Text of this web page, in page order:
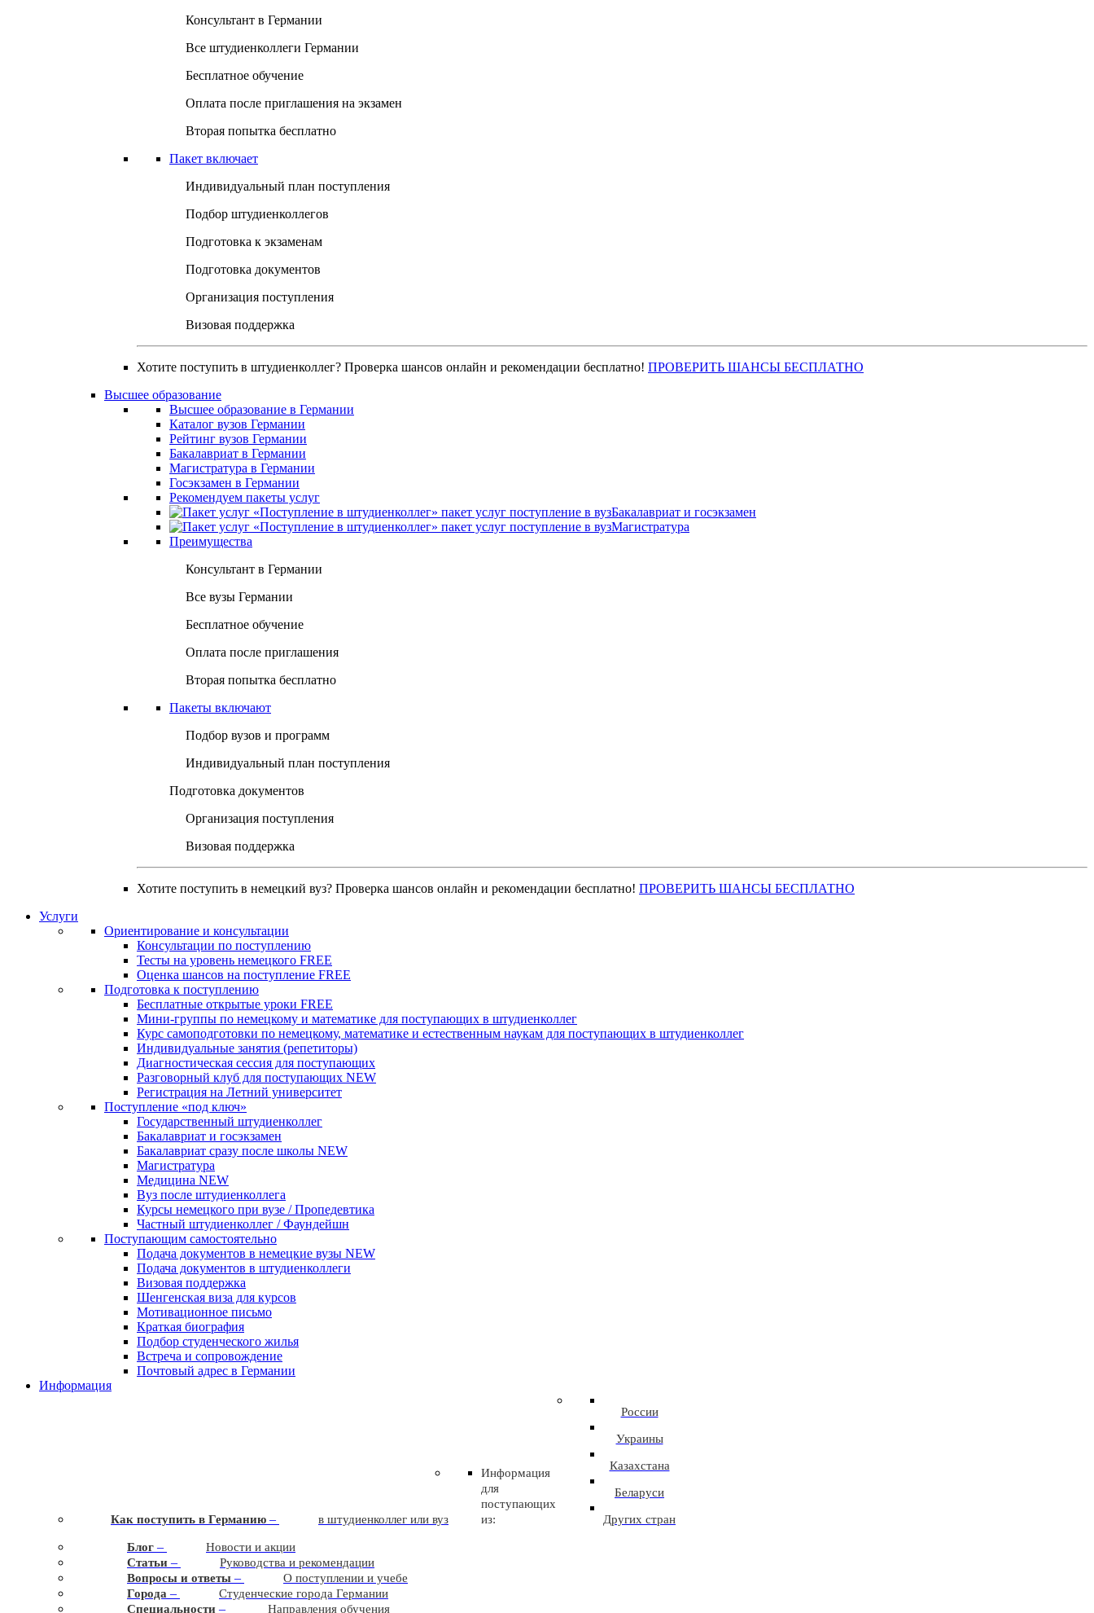
Консультант в Германии
Все штудиенколлеги Германии
Бесплатное обучение
Оплата после приглашения на экзамен
Вторая попытка бесплатно
Пакет включает
Индивидуальный план поступления
Подбор штудиенколлегов
Подготовка к экзаменам
Подготовка документов
Организация поступления
Визовая поддержка
Хотите поступить в штудиенколлег? Проверка шансов онлайн и рекомендации бесплатно! ПРОВЕРИТЬ ШАНСЫ БЕСПЛАТНО
Высшее образование
Высшее образование в Германии
Каталог вузов Германии
Рейтинг вузов Германии
Бакалавриат в Германии
Магистратура в Германии
Госэкзамен в Германии
Рекомендуем пакеты услуг
Бакалавриат и госэкзамен
Магистратура
Преимущества
Консультант в Германии
Все вузы Германии
Бесплатное обучение
Оплата после приглашения
Вторая попытка бесплатно
Пакеты включают
Подбор вузов и программ
Индивидуальный план поступления
Подготовка документов
Организация поступления
Визовая поддержка
Хотите поступить в немецкий вуз? Проверка шансов онлайн и рекомендации бесплатно! ПРОВЕРИТЬ ШАНСЫ БЕСПЛАТНО
Услуги
Ориентирование и консультации
Консультации по поступлению
Тесты на уровень немецкого FREE
Оценка шансов на поступление FREE
Подготовка к поступлению
Бесплатные открытые уроки FREE
Мини-группы по немецкому и математике для поступающих в штудиенколлег
Курс самоподготовки по немецкому, математике и естественным наукам для поступающих в штудиенколлег
Индивидуальные занятия (репетиторы)
Диагностическая сессия для поступающих
Разговорный клуб для поступающих NEW
Регистрация на Летний университет
Поступление «под ключ»
Государственный штудиенколлег
Бакалавриат и госэкзамен
Бакалавриат сразу после школы NEW
Магистратура
Медицина NEW
Вуз после штудиенколлега
Курсы немецкого при вузе / Пропедевтика
Частный штудиенколлег / Фаундейшн
Поступающим самостоятельно
Подача документов в немецкие вузы NEW
Подача документов в штудиенколлеги
Визовая поддержка
Шенгенская виза для курсов
Мотивационное письмо
Краткая биография
Подбор студенческого жилья
Встреча и сопровождение
Почтовый адрес в Германии
Информация
Как поступить в Германию – в штудиенколлег или вуз
Информация
для
поступающих
из:
России
Украины
Казахстана
Беларуси
Других стран
Блог –
Новости и акции
Статьи –
Руководства и рекомендации
Вопросы и ответы –
О поступлении и учебе
Города –
Студенческие города Германии
Cпециальности –
Направления обучения